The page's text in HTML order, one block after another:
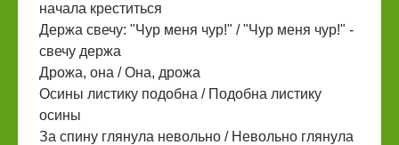
начала креститься
Держа свечу: "Чур меня чур!" / "Чур меня чур!" -
свечу держа
Дрожа, она / Она, дрожа
Осины листику подобна / Подобна листику
осины
За спину глянула невольно / Невольно глянула